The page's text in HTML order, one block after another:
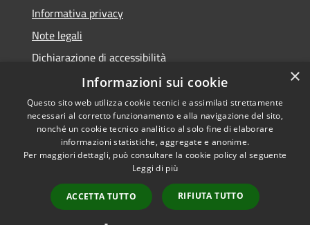
Informativa privacy
Note legali
Dichiarazione di accessibilità
Accessibilità
Privacy
Mappa del sito
Area riservata ai
Copyright © 2026 • Comune di
Teramo • Powered by
Municipium• Accesso
×
Informazioni sui cookie
Questo sito web utilizza cookie tecnici e assimilati strettamente
necessari al corretto funzionamento e alla navigazione del sito,
nonché un cookie tecnico analitico al solo fine di elaborare
informazioni statistiche, aggregate e anonime.
Per maggiori dettagli, può consultare la cookie policy al seguente
Leggi di più
ACCETTA TUTTO RIFIUTA TUTTO